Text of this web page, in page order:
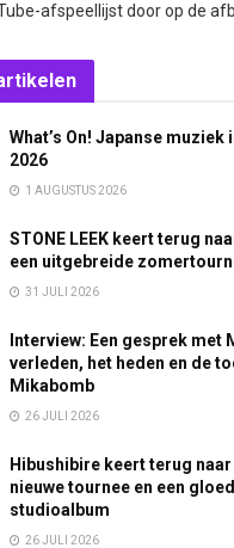
afspeellijst door op de
What’s On! Japanse muziek
2026
1 AUGUSTUS 2026
STONE LEEK keert terug
een uitgebreide
31 JULI 2026
Interview: Een gesprek met
verleden, het heden en de
Mikabomb
26 JULI 2026
Hibushibire keert terug naar
nieuwe tournee en een
studioalbum
26 JULI 2026